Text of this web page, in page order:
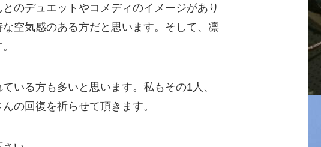
のデュエットやコメディのイメージがあり
空気感のある方だと思います。そして、凛
いる方も多いと思います。私もその1人、
の回復を祈らせて頂きます。